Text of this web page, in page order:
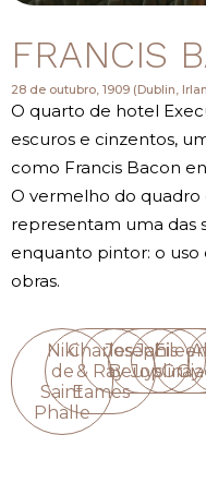
FRANCIS
28 de outubro, 1909 (Dublin,
O quarto de hotel
escuros e cinzentos,
como Francis Bacon
O vermelho do quadro
representam uma das
enquanto pintor: o uso
obras.
Niki
de
Saint
Phalle
Charles
& Ray
Eames
Joseph
Beuys
Janis
JoplinGray